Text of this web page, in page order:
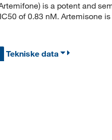
is a potent and
of 0.83 nM. Artemisone
Tekniske data